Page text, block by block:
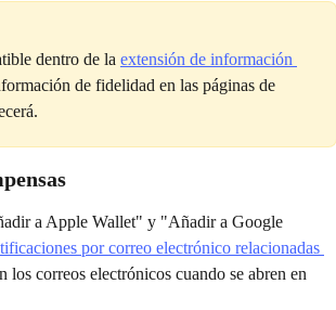
dentro de la extensión de información
de fidelidad en las páginas de
a Apple Wallet" y "Añadir a Google
por correo electrónico relacionadas
los correos electrónicos cuando se abren en